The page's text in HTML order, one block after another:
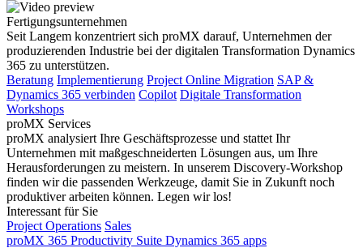
Fertigungsunternehmen
Seit Langem konzentriert sich proMX darauf, Unternehmen der
produzierenden Industrie bei der digitalen Transformation Dynamics
365 zu unterstützen.
Beratung Implementierung Project Online Migration SAP &
Dynamics 365 verbinden Copilot Digitale Transformation
Workshops
proMX Services
proMX analysiert Ihre Geschäftsprozesse und stattet Ihr
Unternehmen mit maßgeschneiderten Lösungen aus, um Ihre
Herausforderungen zu meistern. In unserem Discovery-Workshop
finden wir die passenden Werkzeuge, damit Sie in Zukunft noch
produktiver arbeiten können. Legen wir los!
Interessant für Sie
Project Operations Sales
proMX 365 Productivity Suite Dynamics 365 apps